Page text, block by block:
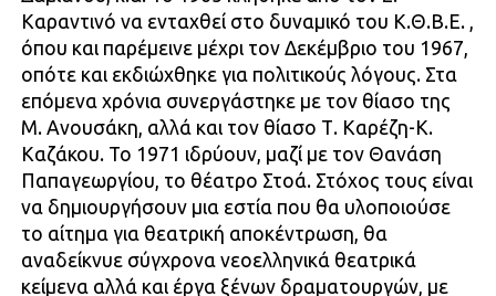
Καραντινό να ενταχθεί στο δυναμικό του Κ.Θ.Β.Ε. ,
όπου και παρέμεινε μέχρι τον Δεκέμβριο του 1967,
οπότε και εκδιώχθηκε για πολιτικούς λόγους. Στα
επόμενα χρόνια συνεργάστηκε με τον θίασο της
Μ. Ανουσάκη, αλλά και τον θίασο Τ. Καρέζη-Κ.
Καζάκου. Το 1971 ιδρύουν, μαζί με τον Θανάση
Παπαγεωργίου, το θέατρο Στοά. Στόχος τους είναι
να δημιουργήσουν μια εστία που θα υλοποιούσε
το αίτημα για θεατρική αποκέντρωση, θα
αναδείκνυε σύγχρονα νεοελληνικά θεατρικά
κείμενα αλλά και έργα ξένων δραματουργών, με